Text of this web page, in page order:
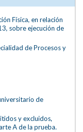
Física, en relación
sobre ejecución de
de Procesos y
de
y excluidos,
A de la prueba.